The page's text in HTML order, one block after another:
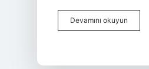
Devamını okuyun
Ve